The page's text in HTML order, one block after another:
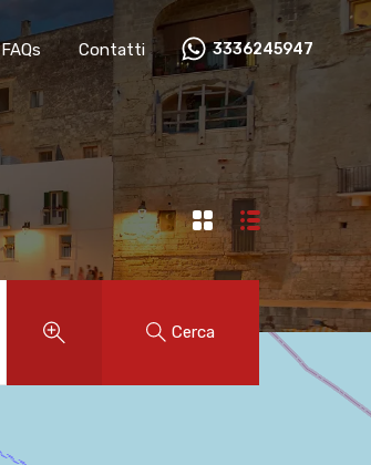
FAQs Contatti 3336245947
Cerca